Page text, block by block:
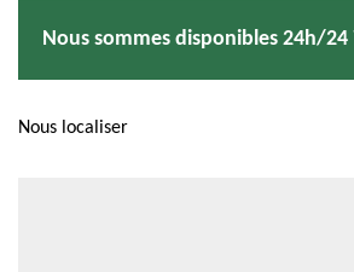
Nous sommes disponibles 24h/
Nous localiser